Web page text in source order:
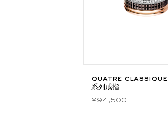
quatre classique
系列戒指
¥94,500